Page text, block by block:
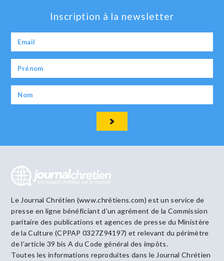
Inscription à la newsletter
Le Journal Chrétien (www.chrétiens.com) est un service de
presse en ligne bénéficiant d’un agrément de la Commission
paritaire des publications et agences de presse du Ministère
de la Culture (CPPAP 0327Z94197) et relevant du périmètre
de l’article 39 bis A du Code général des impôts.
Toutes les informations reproduites dans le Journal Chrétien